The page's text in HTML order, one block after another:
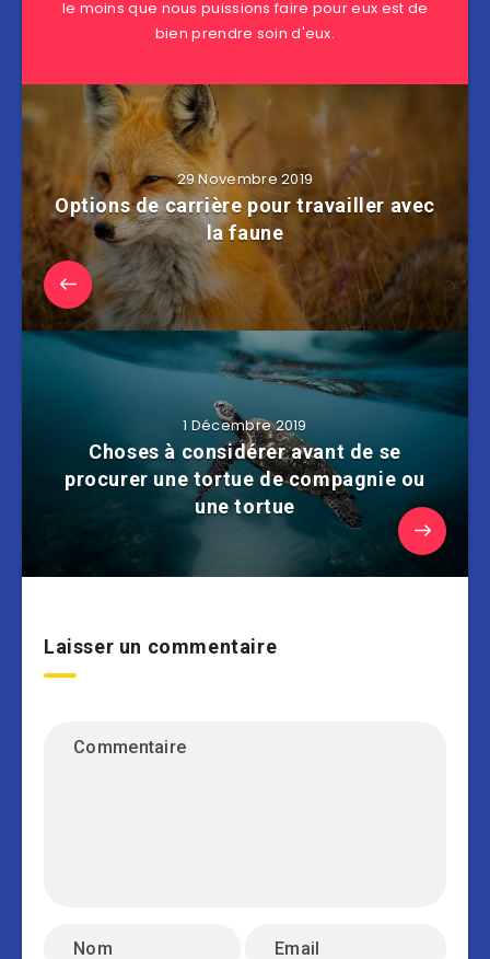
le moins que nous puissions faire pour eux est de
bien prendre soin d'eux.
29 Novembre 2019
Options de carrière pour travailler avec
la faune
1 Décembre 2019
Choses à considérer avant de se
procurer une tortue de compagnie ou
une tortue
Laisser un commentaire